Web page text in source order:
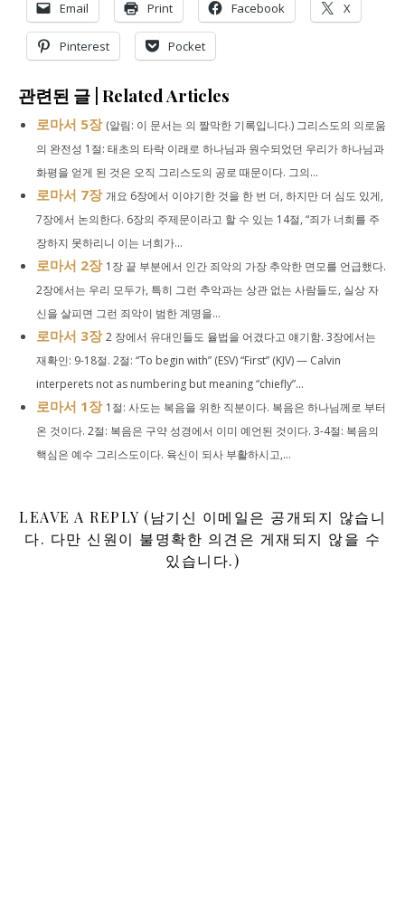
Email Print Facebook X
Pinterest Pocket
관련된 글 | Related Articles
로마서 5장 (알림: 이 문서는 의 짤막한 기록입니다.) 그리스도의 의로움
의 완전성 1절: 태초의 타락 이래로 하나님과 원수되었던 우리가 하나님과
화평을 얻게 된 것은 오직 그리스도의 공로 때문이다. 그의...
로마서 7장 개요 6장에서 이야기한 것을 한 번 더, 하지만 더 심도 있게,
7장에서 논의한다. 6장의 주제문이라고 할 수 있는 14절, “죄가 너희를 주
장하지 못하리니 이는 너희가...
로마서 2장 1장 끝 부분에서 인간 죄악의 가장 추악한 면모를 언급했다.
2장에서는 우리 모두가, 특히 그런 추악과는 상관 없는 사람들도, 실상 자
신을 살피면 그런 죄악이 범한 계명을...
로마서 3장 2 장에서 유대인들도 율법을 어겼다고 얘기함. 3장에서는
재확인: 9-18절. 2절: “To begin with” (ESV) “First” (KJV) — Calvin
interperets not as numbering but meaning “chiefly”...
로마서 1장 1절: 사도는 복음을 위한 직분이다. 복음은 하나님께로 부터
온 것이다. 2절: 복음은 구약 성경에서 이미 예언된 것이다. 3-4절: 복음의
핵심은 예수 그리스도이다. 육신이 되사 부활하시고,...
LEAVE A REPLY (남기신 이메일은 공개되지 않습니
다. 다만 신원이 불명확한 의견은 게재되지 않을 수
있습니다.)